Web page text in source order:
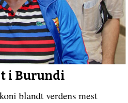
i Burundi
blandt verdens mest